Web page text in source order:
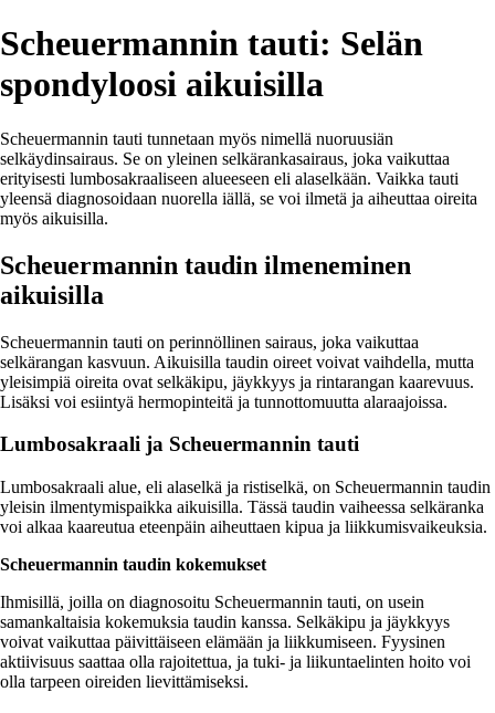
Scheuermannin tauti: Selän
spondyloosi aikuisilla
Scheuermannin tauti tunnetaan myös nimellä nuoruusiän
selkäydinsairaus. Se on yleinen selkärankasairaus, joka vaikuttaa
erityisesti lumbosakraaliseen alueeseen eli alaselkään. Vaikka tauti
yleensä diagnosoidaan nuorella iällä, se voi ilmetä ja aiheuttaa oireita
myös aikuisilla.
Scheuermannin taudin ilmeneminen
aikuisilla
Scheuermannin tauti on perinnöllinen sairaus, joka vaikuttaa
selkärangan kasvuun. Aikuisilla taudin oireet voivat vaihdella, mutta
yleisimpiä oireita ovat selkäkipu, jäykkyys ja rintarangan kaarevuus.
Lisäksi voi esiintyä hermopinteitä ja tunnottomuutta alaraajoissa.
Lumbosakraali ja Scheuermannin tauti
Lumbosakraali alue, eli alaselkä ja ristiselkä, on Scheuermannin taudin
yleisin ilmentymispaikka aikuisilla. Tässä taudin vaiheessa selkäranka
voi alkaa kaareutua eteenpäin aiheuttaen kipua ja liikkumisvaikeuksia.
Scheuermannin taudin kokemukset
Ihmisillä, joilla on diagnosoitu Scheuermannin tauti, on usein
samankaltaisia kokemuksia taudin kanssa. Selkäkipu ja jäykkyys
voivat vaikuttaa päivittäiseen elämään ja liikkumiseen. Fyysinen
aktiivisuus saattaa olla rajoitettua, ja tuki- ja liikuntaelinten hoito voi
olla tarpeen oireiden lievittämiseksi.